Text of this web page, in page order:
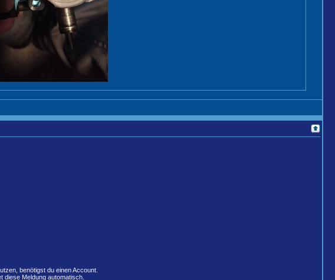
benötigst du einen Account.
diese Meldung automatisch.